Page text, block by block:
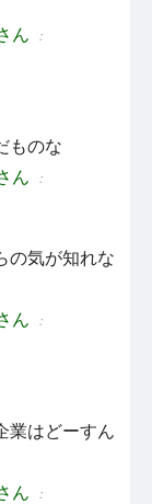
ん ：
ものな
ん ：
の気が知れな
ん ：
業はどーすん
ん ：